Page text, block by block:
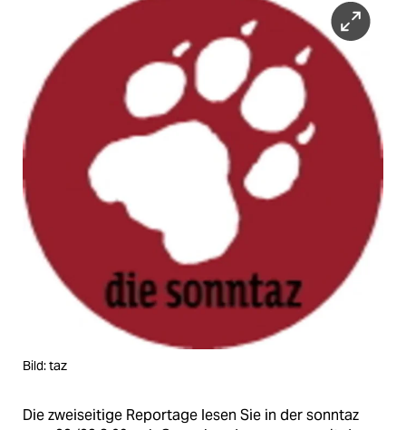
Bild: taz
Die zweiseitige Reportage lesen Sie in der sonntaz